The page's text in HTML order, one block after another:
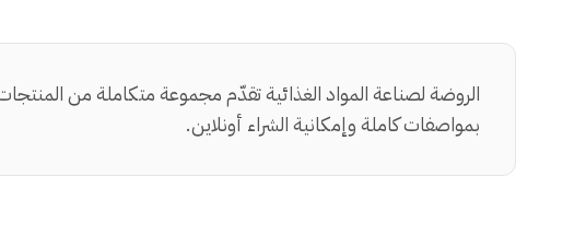
الروضة لصناعة المواد الغذائية تقدّم مجموعة متكاملة من
بمواصفات كاملة وإمكانية الشراء أونلاين.